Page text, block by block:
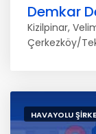
Demkar
Kizilpinar,
Çerkezköy/
HAVAYOLU